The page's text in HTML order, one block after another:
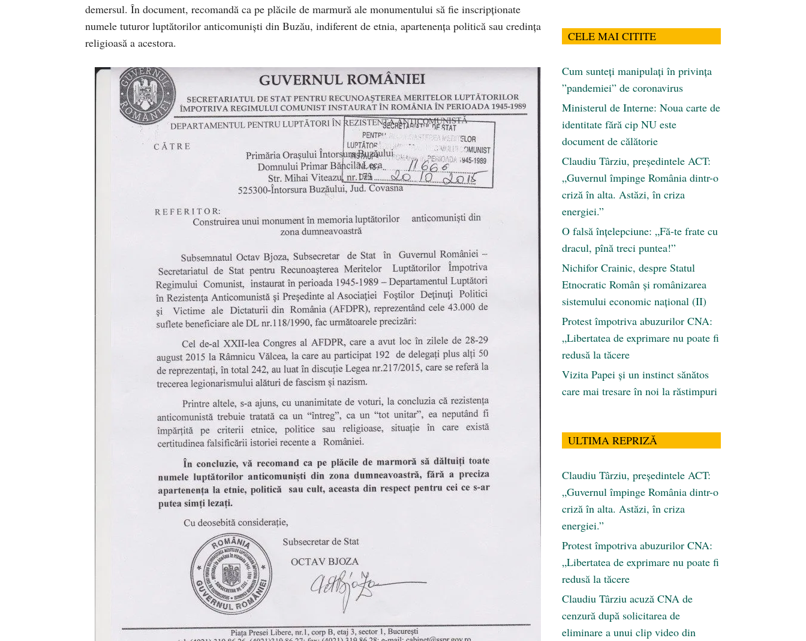
demersul. În document, recomandă ca pe plăcile de marmură ale monumentului să fie inscripţionate
numele tuturor luptătorilor anticomunişti din Buzău, indiferent de etnia, apartenenţa politică sau credinţa
religioasă a acestora.
CELE MAI CITITE
Cum sunteți manipulați în privința
”pandemiei” de coronavirus
Ministerul de Interne: Noua carte de
identitate fără cip NU este
document de călătorie
Claudiu Târziu, președintele ACT:
„Guvernul împinge România dintr-o
criză în alta. Astăzi, în criza
energiei.”
O falsă înțelepciune: „Fă-te frate cu
dracul, pînă treci puntea!”
Nichifor Crainic, despre Statul
Etnocratic Român şi românizarea
sistemului economic naţional (II)
Protest împotriva abuzurilor CNA:
„Libertatea de exprimare nu poate fi
redusă la tăcere
Vizita Papei și un instinct sănătos
care mai tresare în noi la răstimpuri
ULTIMA REPRIZĂ
Claudiu Târziu, președintele ACT:
„Guvernul împinge România dintr-o
criză în alta. Astăzi, în criza
energiei.”
Protest împotriva abuzurilor CNA:
„Libertatea de exprimare nu poate fi
redusă la tăcere
Claudiu Târziu acuză CNA de
cenzură după solicitarea de
eliminare a unui clip video din